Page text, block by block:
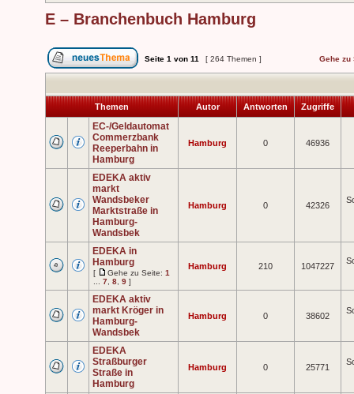
E – Branchenbuch Hamburg
Seite 1 von 11 [ 264 Themen ] Gehe zu
Themen Autor Antworten Zugriffe
EC-/Geldautomat
Commerzbank
Reeperbahn in
Hamburg
Hamburg 0 46936
EDEKA aktiv
markt
Wandsbeker
Marktstraße in
Hamburg-
Wandsbek
Hamburg 0 42326
EDEKA in
Hamburg
[ Gehe zu Seite: 1
7 8 9 ]
Hamburg 210 1047227
EDEKA aktiv
markt Kröger in
Hamburg-
Wandsbek
Hamburg 0 38602
EDEKA
Straßburger
Straße in
Hamburg
Hamburg 0 25771